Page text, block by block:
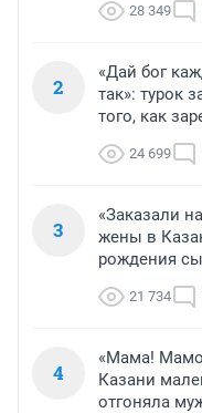
28 349
2
«Дай бог
так»: турок
того, как
24 699
3
«Заказали
жены в
рождения
21 734
4
«Мама!
Казани
отгоняла